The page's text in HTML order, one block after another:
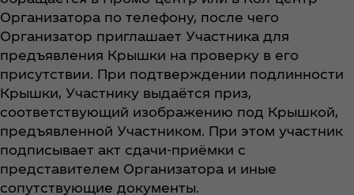
Организатора по телефону, после чего
Организатор приглашает Участника для
предъявления Крышки на проверку в его
присутствии. При подтверждении подлинности
Крышки, Участнику выдаётся приз,
соответствующий изображению под Крышкой,
предъявленной Участником. При этом участник
подписывает акт сдачи-приёмки с
представителем Организатора и иные
сопутствующие документы.